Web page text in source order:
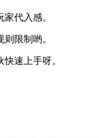
代入感。
限制哟。
速上手呀。